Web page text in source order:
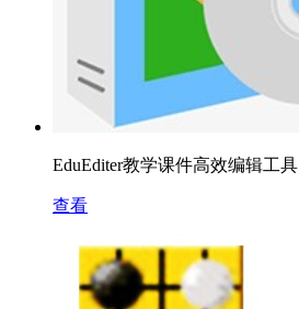
EduEditer教学课件高效编辑工具
查看